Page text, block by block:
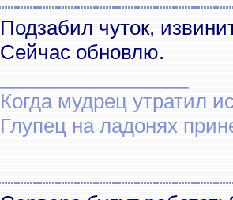
Подзабил чуток,
Сейчас обновлю.
Когда мудрец утратил
Глупец на ладонях